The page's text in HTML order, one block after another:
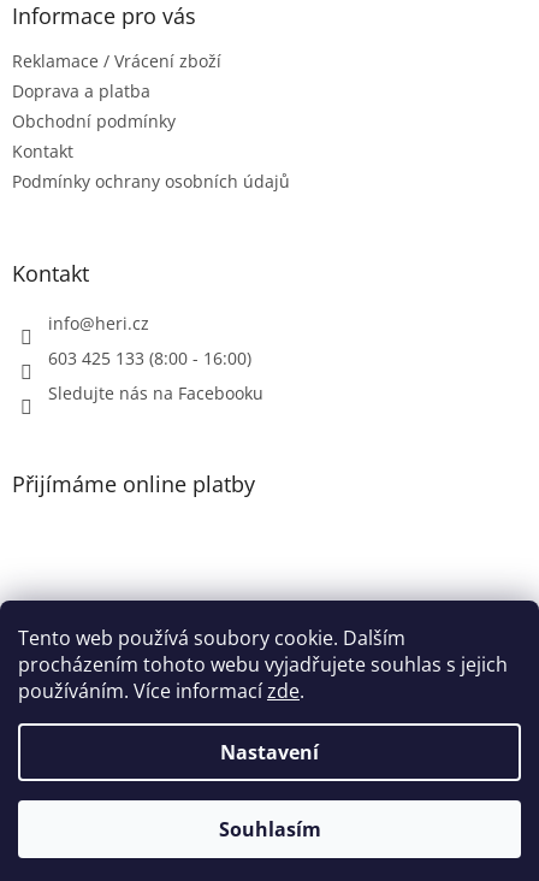
Tento web používá soubory cookie. Dalším
procházením tohoto webu vyjadřujete souhlas s jejich
používáním. Více informacízde.
Nastavení
Souhlasím
Informace pro vás
Reklamace / Vrácení zboží
Doprava a platba
Obchodní podmínky
Kontakt
Podmínky ochrany osobních údajů
Kontakt
info@heri.cz
603 425 133 (8:00 - 16:00)
Sledujte nás na Facebooku
Přijímáme online platby
Patička
Vytvořil Shoptet
Heri.cz. Všechna práva vyhrazena.